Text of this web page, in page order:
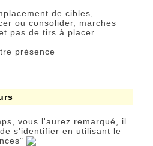
de cibles,
ou consolider, marches
pas de tirs à placer.
présence
vous l'aurez remarqué, il
s'identifier en utilisant le